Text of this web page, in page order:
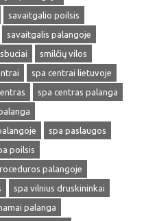
savaitgalio poilsis
savaitgalis palangoje
smilčių vilos
spa centrai lietuvoje
spa centras palanga
spa paslaugos
poilsis
palangoje
spa vilnius druskininkai
palanga